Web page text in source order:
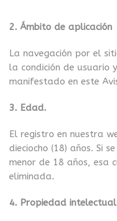
2. Ámbito de aplicación
La navegación por el
la condición de
manifestado en este
3. Edad.
El registro en nuestra
dieciocho (18) años. Si
menor de 18 años, esa
eliminada.
4. Propiedad